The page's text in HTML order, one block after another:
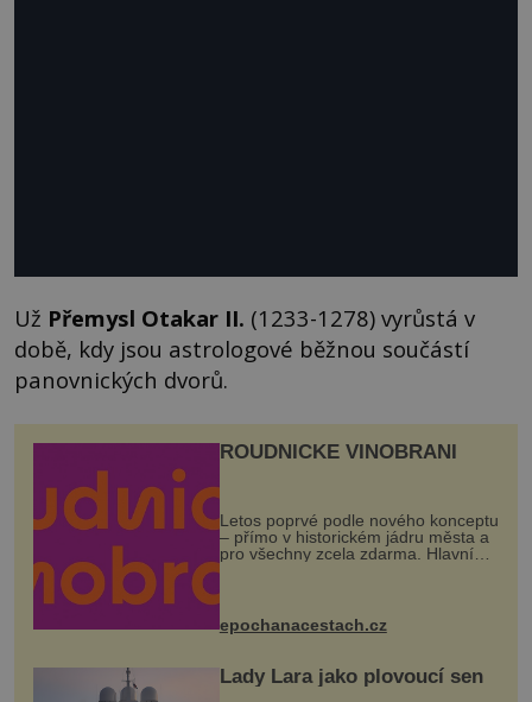
Už Přemysl Otakar II. (1233-1278) vyrůstá v
době, kdy jsou astrologové běžnou součástí
panovnických dvorů.
ROUDNICKÉ VINOBRANÍ
Letos poprvé podle nového konceptu
– přímo v historickém jádru města a
pro všechny zcela zdarma. Hlavní
program se odehraje na Karlově a
mohou těšit na víno, burčák, pes...
epochanacestach.cz
Lady Lara jako plovoucí sen